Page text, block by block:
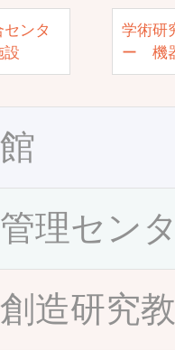
ンタ
学術研
ー 機
理セン
造研究